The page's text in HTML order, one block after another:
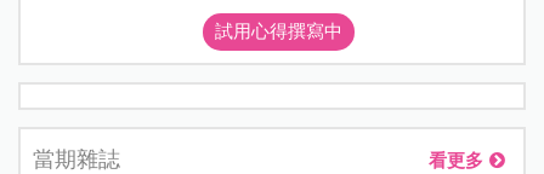
試用心得撰寫中
當期雜誌 看更多